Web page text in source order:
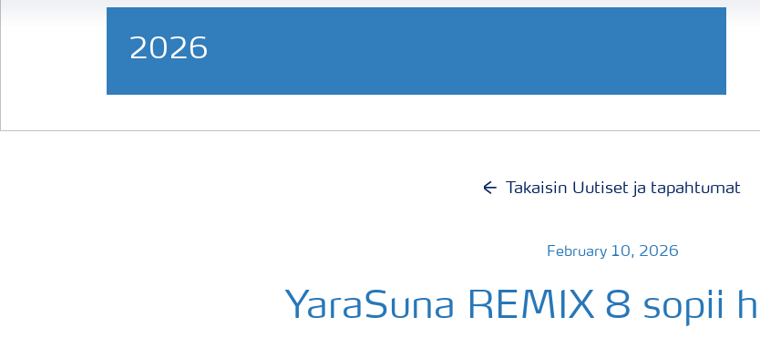
2026
Takaisin Uutiset ja tapahtumat
February 10, 2026
YaraSuna REMIX 8 sopii